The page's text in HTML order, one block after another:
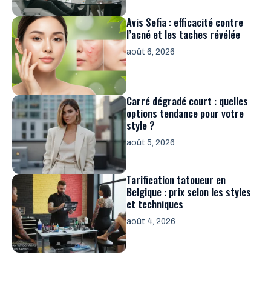
Avis Sefia : efficacité contre
l’acné et les taches révélée
août 6, 2026
Carré dégradé court : quelles
options tendance pour votre
style ?
août 5, 2026
Tarification tatoueur en
Belgique : prix selon les styles
et techniques
août 4, 2026